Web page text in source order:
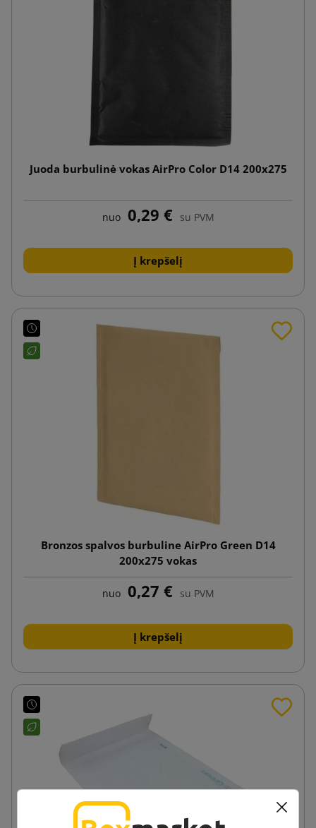
Juoda burbulinė vokas AirPro Color D14 200x275
nuo 0,29 € su PVM
Į krepšelį
Bronzos spalvos burbuline AirPro Green D14
200x275 vokas
nuo 0,27 € su PVM
Į krepšelį